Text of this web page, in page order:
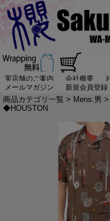
実店舗のご案内 会社概要
メールマガジン
新規会員登録
商品カテゴリ一覧 > Mens:男 >
◆HOUSTON